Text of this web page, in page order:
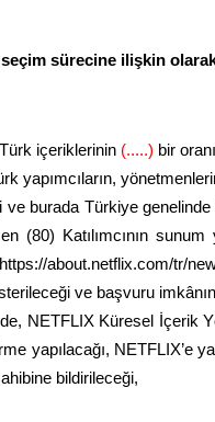
seçim sürecine ilişkin
içeriklerinin (.....) bir
yapımcıların,
burada Türkiye
(80) Katılımcının
about.netflix.com/tr/
ve başvuru
NETFLIX Küresel İçerik
yapılacağı, NETFLIX’e
bildirileceği,